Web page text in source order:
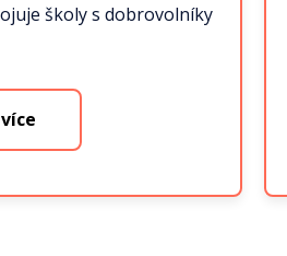
školy s dobrovolníky